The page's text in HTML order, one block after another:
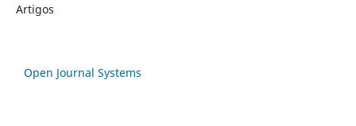
Artigos
Open Journal Systems